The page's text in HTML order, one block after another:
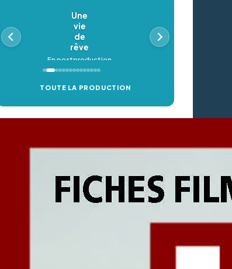
En postproduction
En postproduction
TOUTE LA PRODUCTION